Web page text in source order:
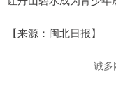
【来源：闽北日报】
诚多